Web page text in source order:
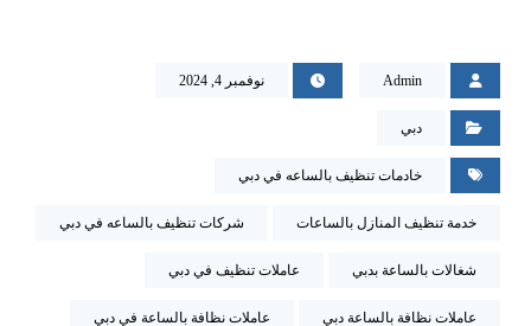
Admin نوفمبر 4, 2024
دبي
خادمات تنظيف بالساعه في دبي
خدمة تنظيف المنازل بالساعات شركات تنظيف بالساعه في دبي
شغالات بالساعة بدبي عاملات تنظيف في دبي
عاملات نظافة بالساعة دبي عاملات نظافة بالساعة في دبي